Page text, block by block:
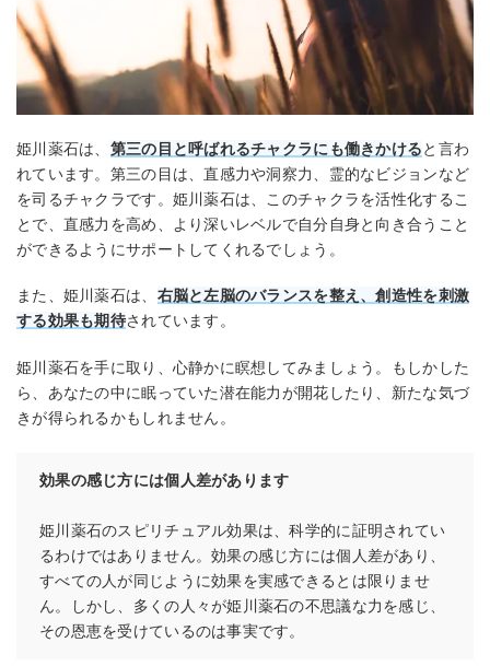
姫川薬石は、 第三の目と呼ばれるチャクラにも働きかけると言わ
れています。第三の目は、直感力や洞察力、霊的なビジョンなど
を司るチャクラです。姫川薬石は、このチャクラを活性化するこ
とで、直感力を高め、より深いレベルで自分自身と向き合うこと
ができるようにサポートしてくれるでしょう。
また、姫川薬石は、 右脳と左脳のバランスを整え、創造性を刺激
する効果も期待されています。
姫川薬石を手に取り、心静かに瞑想してみましょう。もしかした
ら、あなたの中に眠っていた潜在能力が開花したり、新たな気づ
きが得られるかもしれません。
効果の感じ方には個人差があります
姫川薬石のスピリチュアル効果は、科学的に証明されてい
るわけではありません。効果の感じ方には個人差があり、
すべての人が同じように効果を実感できるとは限りませ
ん。しかし、多くの人々が姫川薬石の不思議な力を感じ、
その恩恵を受けているのは事実です。